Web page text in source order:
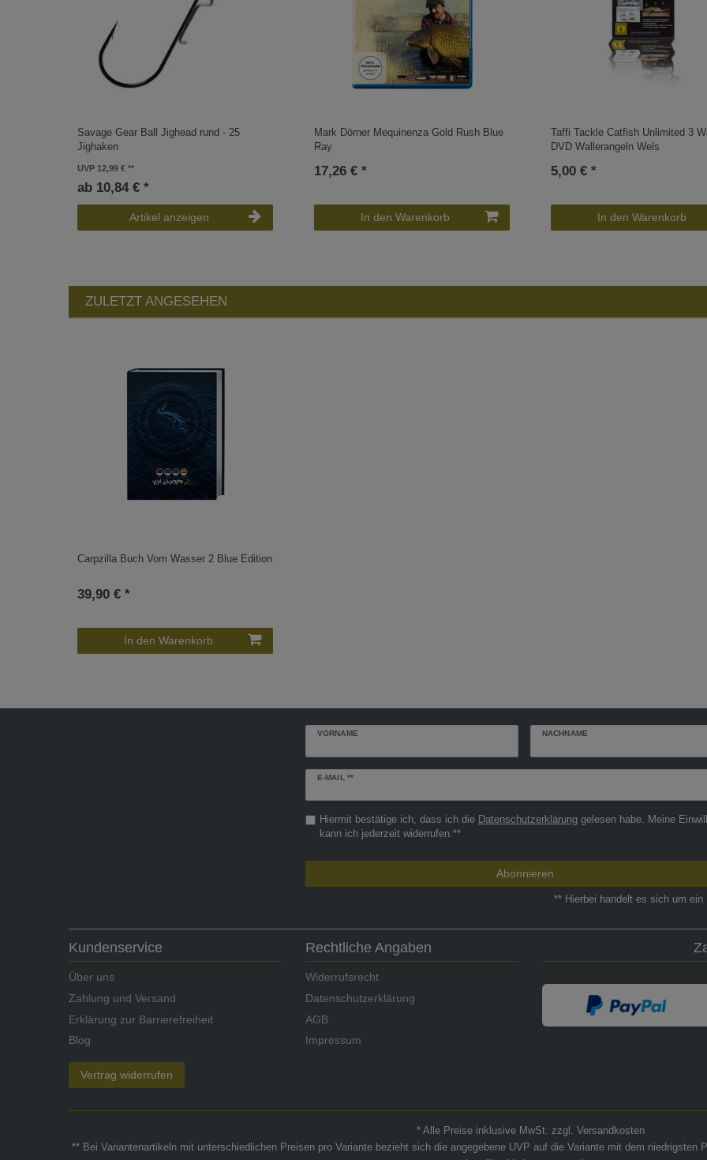
Savage Gear Ball Jighead rund - 25
Jighaken
UVP 12,99 €
ab 10,84 € *
Artikel anzeigen
Mark Dörner Mequinenza Gold Rush Blue
Ray
17,26 € *
In den Warenkorb
Taffi Tackle Catfish Unlimited 3
DVD Wallerangeln Wels
5,00 € *
In den Warenkorb
ZULETZT ANGESEHEN
Carpzilla Buch Vom Wasser 2 Blue Edition
39,90 € *
In den Warenkorb
VORNAME NACHNAME
E-MAIL **
Newsletter
Hiermit bestätige ich, dass ich die Daten­schutz­erklärunggelesen habe. Meine
kann ich jederzeit widerrufen.**
Abonnieren
** Hierbei handelt es sich um ein
Kundenservice
Über uns
Zahlung und Versand
Erklärung zur Barrierefreiheit
Blog
Vertrag widerrufen
Rechtliche Angaben
Widerrufsrecht
Datenschutzerklärung
AGB
Impressum
* Alle Preise inklusive MwSt. zzgl. Versandkosten
** Bei Variantenartikeln mit unterschiedlichen Preisen pro Variante bezieht sich die angegebene UVP auf die Variante mit dem